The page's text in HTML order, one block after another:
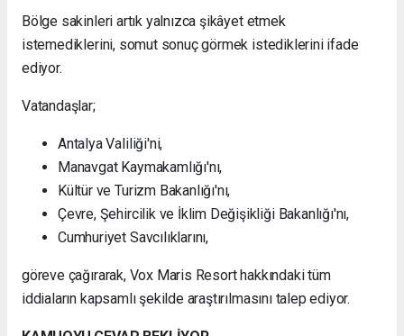
Bölge sakinleri artık yalnızca şikâyet etmek
istemediklerini, somut sonuç görmek istediklerini ifade
ediyor.
Vatandaşlar;
Antalya Valiliği'ni,
Manavgat Kaymakamlığı'nı,
Kültür ve Turizm Bakanlığı'nı,
Çevre, Şehircilik ve İklim Değişikliği Bakanlığı'nı,
Cumhuriyet Savcılıklarını,
göreve çağırarak, Vox Maris Resort hakkındaki tüm
iddiaların kapsamlı şekilde araştırılmasını talep ediyor.